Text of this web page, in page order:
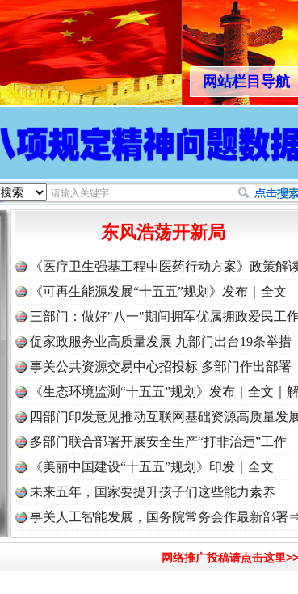
网站栏目导航
记初心使命 奋进复兴征程丨红船起航处 潮起..·[视频]一首歌的时间，
东风浩荡开新局
《医疗卫生强基工程中医药行动方案》政策解
《可再生能源发展“十五五”规划》发布｜全文
三部门：做好"八一"期间拥军优属拥政爱民工
促家政服务业高质量发展 九部门出台19条举措
事关公共资源交易中心招投标 多部门作出部署
《生态环境监测“十五五”规划》发布｜全文｜
读
四部门印发意见推动互联网基础资源高质量发
多部门联合部署开展安全生产“打非治违”工作
《美丽中国建设“十五五”规划》印发｜全文
未来五年，国家要提升孩子们这些能力素养
事关人工智能发展，国务院常务会作最新部署
网络推广投稿请点击这里>>
.. 行业协会接连发公告
让核能赋能千行百业
从数据变化看反腐深化